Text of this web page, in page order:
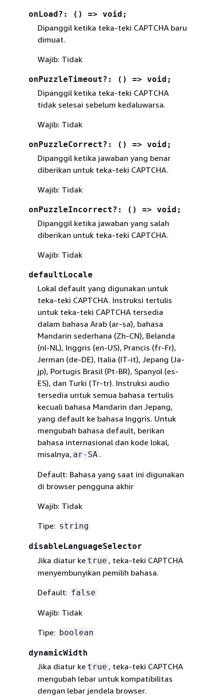
onLoad?: () => void;
Dipanggil ketika teka-teki CAPTCHA baru
dimuat.
Wajib: Tidak
onPuzzleTimeout?: () => void;
Dipanggil ketika teka-teki CAPTCHA
tidak selesai sebelum kedaluwarsa.
Wajib: Tidak
onPuzzleCorrect?: () => void;
Dipanggil ketika jawaban yang benar
diberikan untuk teka-teki CAPTCHA.
Wajib: Tidak
onPuzzleIncorrect?: () => void;
Dipanggil ketika jawaban yang salah
diberikan untuk teka-teki CAPTCHA.
Wajib: Tidak
defaultLocale
Lokal default yang digunakan untuk
teka-teki CAPTCHA. Instruksi tertulis
untuk teka-teki CAPTCHA tersedia
dalam bahasa Arab (ar-sa), bahasa
Mandarin sederhana (Zh-CN), Belanda
(nl-NL), Inggris (en-US), Prancis (fr-Fr),
Jerman (de-DE), Italia (IT-it), Jepang (Ja-
jp), Portugis Brasil (Pt-BR), Spanyol (es-
ES), dan Turki (Tr-tr). Instruksi audio
tersedia untuk semua bahasa tertulis
kecuali bahasa Mandarin dan Jepang,
yang default ke bahasa Inggris. Untuk
mengubah bahasa default, berikan
bahasa internasional dan kode lokal,
misalnya, ar-SA .
Default: Bahasa yang saat ini digunakan
di browser pengguna akhir
Wajib: Tidak
Tipe: string
disableLanguageSelector
Jika diatur ke true , teka-teki CAPTCHA
menyembunyikan pemilih bahasa.
Default: false
Wajib: Tidak
Tipe: boolean
dynamicWidth
Jika diatur ke true , teka-teki CAPTCHA
mengubah lebar untuk kompatibilitas
dengan lebar jendela browser.